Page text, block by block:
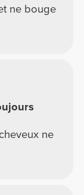
ne bouge
ne